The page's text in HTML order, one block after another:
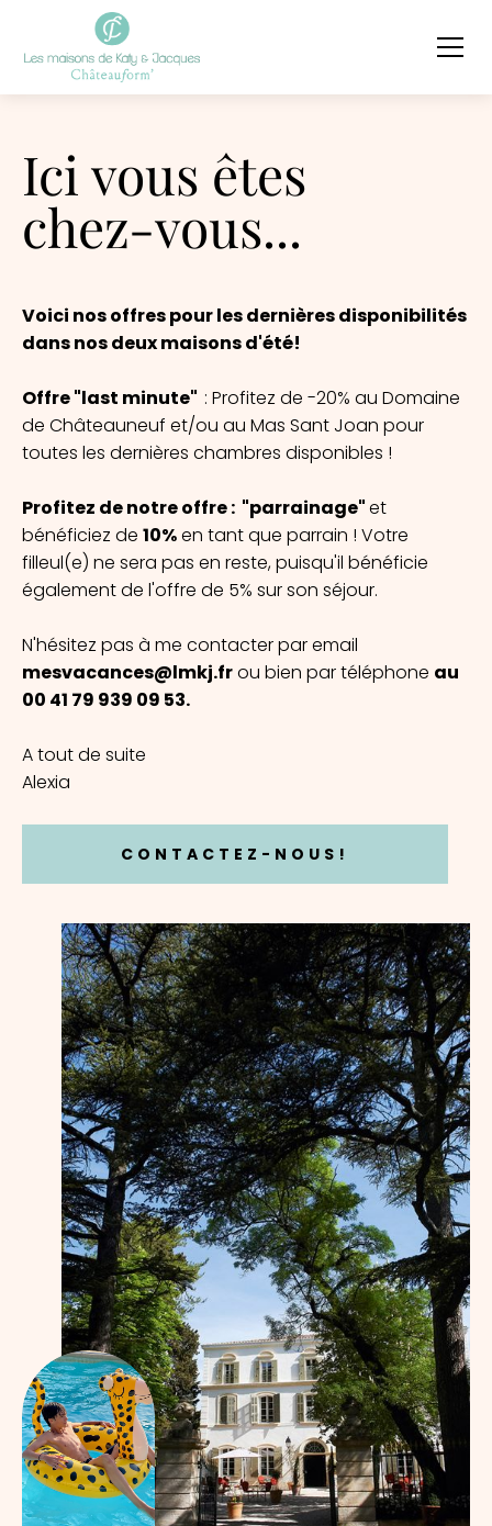
Ici vous êtes
chez-vous...
Voici nos offres pour les dernières disponibilités
dans nos deux maisons d'été!
Offre "last minute" : Profitez de -20% au Domaine
de Châteauneuf et/ou au Mas Sant Joan pour
toutes les dernières chambres disponibles !
Profitez de notre offre : "parrainage"et
bénéficiez de 10%en tant que parrain ! Votre
filleul(e) ne sera pas en reste, puisqu'il bénéficie
également de l'offre de 5% sur son séjour.
N'hésitez pas à me contacter par email
mesvacances@lmkj.frou bien par téléphone au
00 41 79 939 09 53.
A tout de suite
Alexia
CONTACTEZ-NOUS!